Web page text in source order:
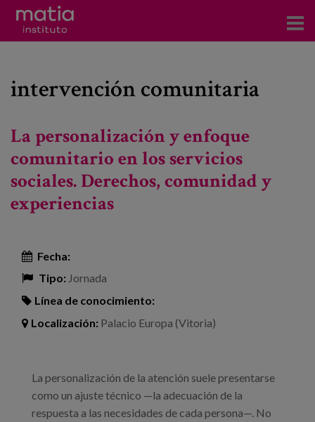
Investigación
Participación en foros
Consultoría
Formación
Noticias
Blog
Trabaja con nosotros
Canal de denuncias
intervención comunitaria
La personalización y enfoque
comunitario en los servicios
sociales. Derechos, comunidad y
experiencias
Fecha:
Tipo: Jornada
Línea de conocimiento:
Localización: Palacio Europa (Vitoria)
La personalización de la atención suele presentarse
como un ajuste técnico —la adecuación de la
respuesta a las necesidades de cada persona—. No